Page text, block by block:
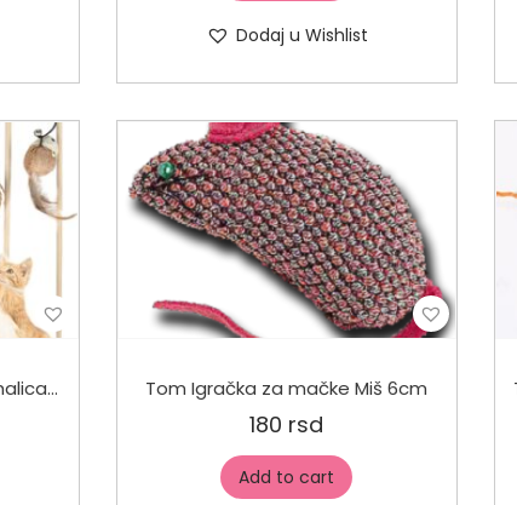
Dodaj u Wishlist
Tom Igračka za mačke Mahalica sa perjem Tom Igračka za mačke Miš 6cm
180 rsd
Add to cart